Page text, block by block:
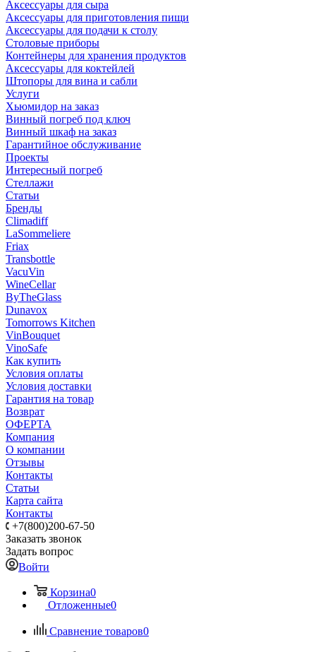
Аксессуары для сыра
Аксессуары для приготовления пищи
Аксессуары для подачи к столу
Столовые приборы
Контейнеры для хранения продуктов
Аксессуары для коктейлей
Штопоры для вина и сабли
Услуги
Хьюмидор на заказ
Винный погреб под ключ
Винный шкаф на заказ
Гарантийное обслуживание
Проекты
Интересный погреб
Стеллажи
Статьи
Бренды
Climadiff
LaSommeliere
Friax
Transbottle
VacuVin
WineCellar
ByTheGlass
Dunavox
Tomorrows Kitchen
VinBouquet
VinoSafe
Как купить
Условия оплаты
Условия доставки
Гарантия на товар
Возврат
ОФЕРТА
Компания
О компании
Отзывы
Контакты
Статьи
Карта сайта
Контакты
+7(800)200-67-50
Заказать звонок
Задать вопрос
Войти
Корзина0
Отложенные0
Сравнение товаров0